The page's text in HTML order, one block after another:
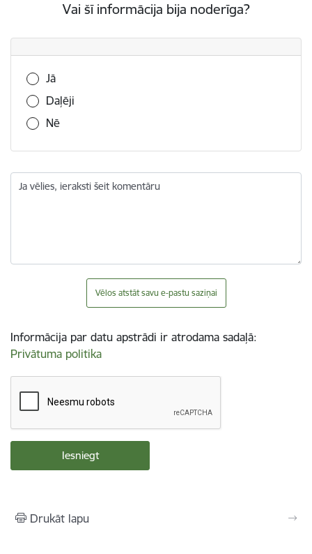
Vai šī informācija bija noderīga?
Vai šī informācija bija noderīga?
Jā
Daļēji
Nē
Ja vēlies, ieraksti šeit komentāru
Vēlos atstāt savu e-pastu saziņai
Informācija par datu apstrādi ir atrodama sadaļā:
Privātuma politika
Drukāt lapu